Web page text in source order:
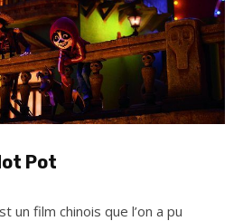
Pot
un film chinois que l’on a pu